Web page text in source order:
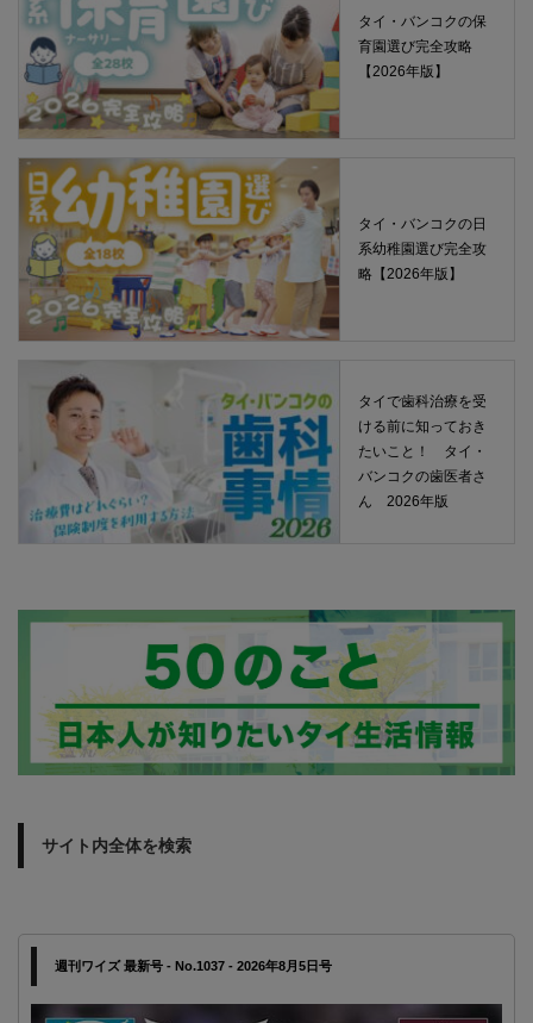
タイ・バンコクの保
育園選び完全攻略
【2026年版】
タイ・バンコクの日
系幼稚園選び完全攻
略【2026年版】
タイで歯科治療を受
ける前に知っておき
たいこと！ タイ・
バンコクの歯医者さ
ん 2026年版
サイト内全体を検索
週刊ワイズ 最新号 - No.1037 - 2026年8月5日号